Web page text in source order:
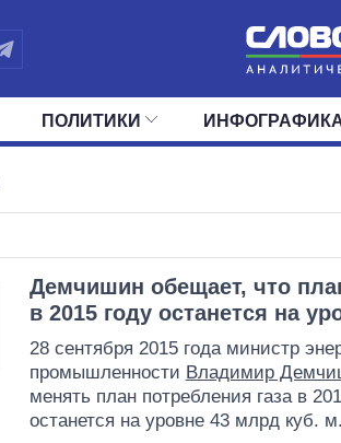
ПОЛИТИКИ
Демчишин обещает, что
в 2015 году останется на
28 сентября 2015 года министр
промышленности Владимир
менять план потребления газа в
останется на уровне 43 млрд куб. м.